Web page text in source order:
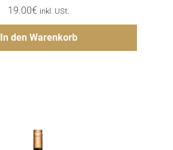
19.00€ inkl. USt.
In den Warenkorb
Hinzufügen